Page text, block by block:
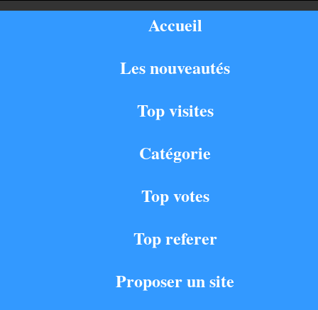
Accueil
Les nouveautés
Top visites
Catégorie
Top votes
Top referer
Proposer un site